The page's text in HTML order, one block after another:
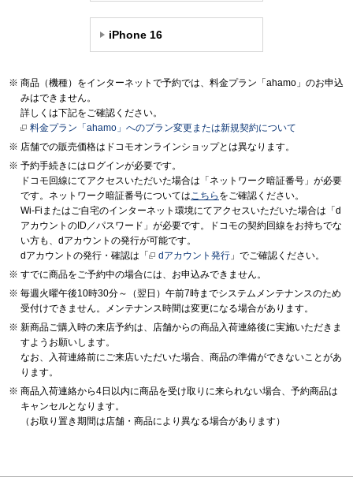
iPhone 16
商品（機種）をインターネットで予約では、料金プラン「ahamo」のお申込
みはできません。
詳しくは下記をご確認ください。
料金プラン「ahamo」へのプラン変更または新規契約について
店舗での販売価格はドコモオンラインショップとは異なります。
予約手続きにはログインが必要です。
ドコモ回線にてアクセスいただいた場合は「ネットワーク暗証番号」が必要
です。ネットワーク暗証番号についてはこちら をご確認ください。
Wi-Fiまたはご自宅のインターネット環境にてアクセスいただいた場合は「d
アカウントのID／パスワード」が必要です。ドコモの契約回線をお持ちでな
い方も、dアカウントの発行が可能です。
dアカウントの発行・確認は「
dアカウント発行 」でご確認ください。
すでに商品をご予約中の場合には、お申込みできません。
毎週火曜午後10時30分～（翌日）午前7時までシステムメンテナンスのため
受付けできません。メンテナンス時間は変更になる場合があります。
新商品ご購入時の来店予約は、店舗からの商品入荷連絡後に実施いただきま
すようお願いします。
なお、入荷連絡前にご来店いただいた場合、商品の準備ができないことがあ
ります。
商品入荷連絡から4日以内に商品を受け取りに来られない場合、予約商品は
キャンセルとなります。
（お取り置き期間は店舗・商品により異なる場合があります）